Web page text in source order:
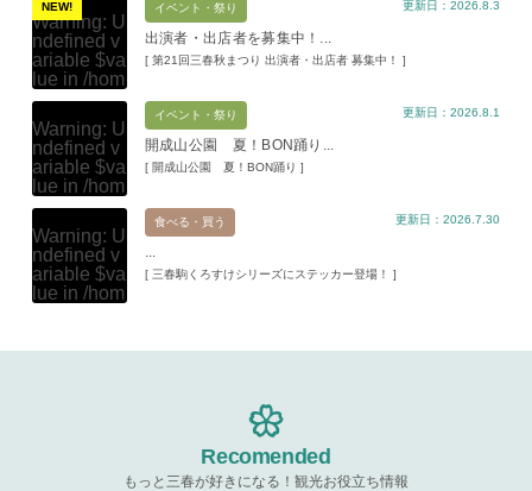
NEW!
Warning: U
ndefined v
ariable $va
lue in /hom
e/xs11945
9/miharuko
ma.com/pu
blic_html/w
p-content/t
hemes/mih
aru/templat
e-parts/pic
up.phpon l
ine19
Warning: A
イベント・祭り
出演者・出店者を募集中！...
[ 第21回三春秋まつり 出演者・出店者 募集中！ ]
更新日：2026.8.3
Warning: U
ndefined v
ariable $va
lue in /hom
e/xs11945
9/miharuko
ma.com/pu
blic_html/w
p-content/t
hemes/mih
up.phpon l
イベント・祭り
開成山公園 夏！BON踊り...
[ 開成山公園 夏！BON踊り ]
更新日：2026.8.1
Warning: U
ndefined v
ariable $va
lue in /hom
ma.com/pu
食べる・買う
[ 三春駒くろすけシリーズにステッカー登場！ ]
更新日：2026.7.30
Recomended
もっと三春が好きになる！観光お役立ち情報